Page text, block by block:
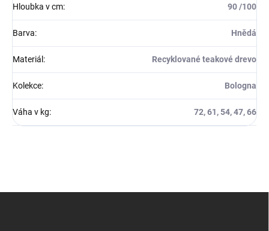
Hloubka v cm: 90 /100
Barva: Hnědá
Materiál : Recyklované teakové drevo
Kolekce: Bologna
Váha v kg: 72, 61, 54, 47, 66